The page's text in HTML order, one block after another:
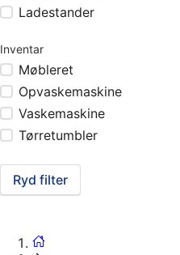
Ladestander
Inventar
Møbleret
Opvaskemaskine
Vaskemaskine
Tørretumbler
Ryd filter